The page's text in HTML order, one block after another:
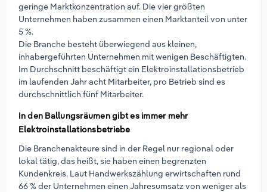
geringe Marktkonzentration auf. Die vier größten
Unternehmen haben zusammen einen Marktanteil von unter
5 %.
Die Branche besteht überwiegend aus kleinen,
inhabergeführten Unternehmen mit wenigen Beschäftigten.
Im Durchschnitt beschäftigt ein Elektroinstallationsbetrieb
im laufenden Jahr acht Mitarbeiter, pro Betrieb sind es
durchschnittlich fünf Mitarbeiter.
In den Ballungsräumen gibt es immer mehr
Elektroinstallationsbetriebe
Die Branchenakteure sind in der Regel nur regional oder
lokal tätig, das heißt, sie haben einen begrenzten
Kundenkreis. Laut Handwerkszählung erwirtschaften rund
66 % der Unternehmen einen Jahresumsatz von weniger als